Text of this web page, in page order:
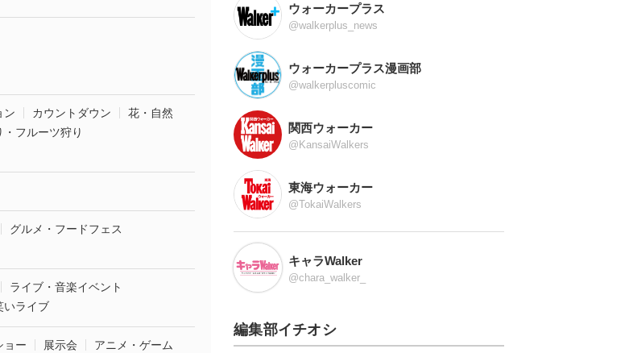
ン カウントダウン
花・自然
・フルーツ狩り
グルメ・フードフェス
ライブ・音楽イベント
いライブ
ョー 展示会 アニメ・ゲーム
ウォーカープラス
@walkerplus_news
ウォーカープラス漫画部
@walkerpluscomic
関西ウォーカー
@KansaiWalkers
東海ウォーカー
@TokaiWalkers
キャラWalker
@chara_walker_
編集部イチオシ